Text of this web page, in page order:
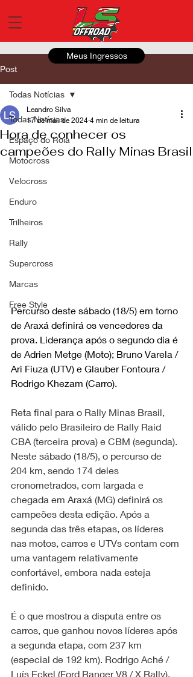
Meus Ingressos
Post
Todas Notícias
Espaço do Roia
Motocross
Velocross
Enduro
Trilheiros
Rally
Supercross
Marcas
Free Style
Todas Notícias
Hora de conhecer os
campeões do Rally Minas Brasil
Leandro Silva
17 de mai. de 2024 4 min de leitura
Percurso deste sábado (18/5) em torno
de Araxá definirá os vencedores da
prova. Liderança após o segundo dia é
de Adrien Metge (Moto); Bruno Varela /
Ari Fiuza (UTV) e Glauber Fontoura /
Rodrigo Khezam (Carro).
Reta final para o Rally Minas Brasil,
válido pelo Brasileiro de Rally Raid
CBA (terceira prova) e CBM (segunda).
Neste sábado (18/5), o percurso de
204 km, sendo 174 deles
cronometrados, com largada e
chegada em Araxá (MG) definirá os
campeões desta edição. Após a
segunda das três etapas, os líderes
nas motos, carros e UTVs contam com
uma vantagem relativamente
confortável, embora nada esteja
definido.
É o que mostrou a disputa entre os
carros, que ganhou novos líderes após
a segunda etapa, com 237 km
(especial de 192 km). Rodrigo Aché /
Luís Eckel (Ford Ranger V8 / X Rally),